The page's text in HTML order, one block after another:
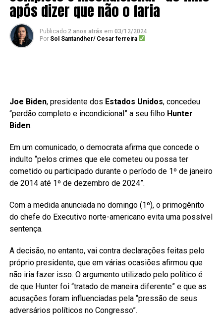
após dizer que não o faria
Publicado 2 anos atrás em 03/12/2024
Por Sol Santandher/ Cesar ferreira
Joe Biden, presidente dos Estados Unidos, concedeu
“perdão completo e incondicional” a seu filho Hunter
Biden.
Em um comunicado, o democrata afirma que concede o
indulto “pelos crimes que ele cometeu ou possa ter
cometido ou participado durante o período de 1º de janeiro
de 2014 até 1º de dezembro de 2024”.
Com a medida anunciada no domingo (1º), o primogênito
do chefe do Executivo norte-americano evita uma possível
sentença.
A decisão, no entanto, vai contra declarações feitas pelo
próprio presidente, que em várias ocasiões afirmou que
não iria fazer isso. O argumento utilizado pelo político é
de que Hunter foi “tratado de maneira diferente” e que as
acusações foram influenciadas pela “pressão de seus
adversários políticos no Congresso”.